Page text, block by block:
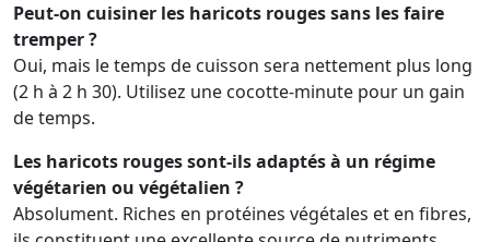
Peut-on cuisiner les haricots rouges sans les faire
tremper ?
Oui, mais le temps de cuisson sera nettement plus long
(2 h à 2 h 30). Utilisez une cocotte-minute pour un gain
de temps.
Les haricots rouges sont-ils adaptés à un régime
végétarien ou végétalien ?
Absolument. Riches en protéines végétales et en fibres,